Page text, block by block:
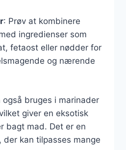
: Prøv at kombinere
ingredienser som
fetaost eller nødder for
og nærende
også bruges i marinader
giver en eksotisk
bagt mad. Det er en
der kan tilpasses mange